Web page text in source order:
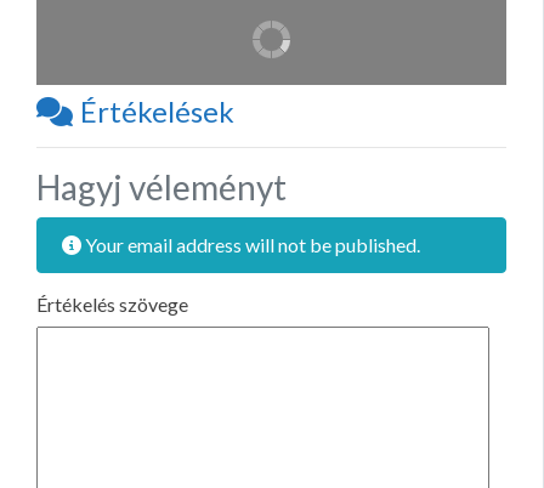
Értékelések
Hagyj véleményt
Your email address will not be published.
Értékelés szövege